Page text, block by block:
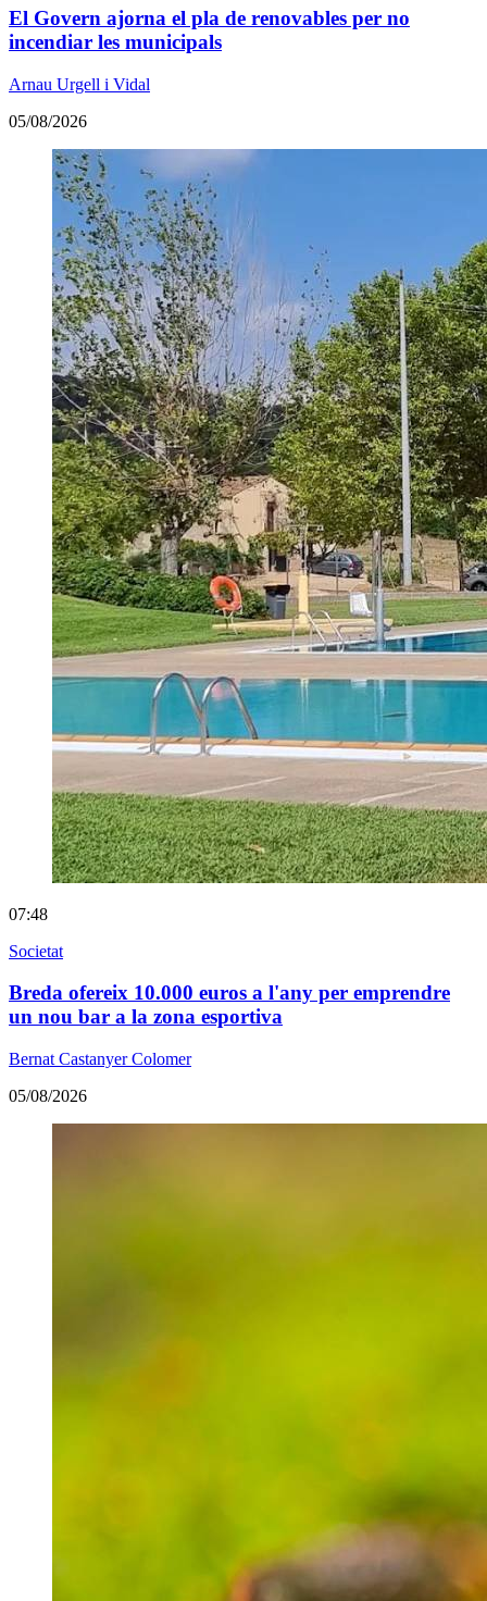
El Govern ajorna el pla de renovables per no
incendiar les municipals
Arnau Urgell i Vidal
05/08/2026
07:48
Societat
Breda ofereix 10.000 euros a l'any per emprendre
un nou bar a la zona esportiva
Bernat Castanyer Colomer
05/08/2026